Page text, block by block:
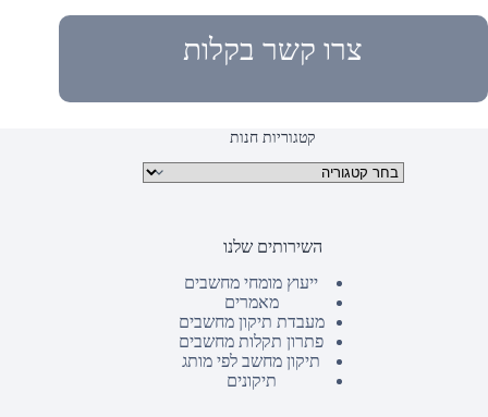
צרו קשר בקלות
קטגוריות חנות
קטגוריות מוצרים
השירותים שלנו
ייעוץ מומחי מחשבים
מאמרים
מעבדת תיקון מחשבים
פתרון תקלות מחשבים
תיקון מחשב לפי מותג
תיקונים